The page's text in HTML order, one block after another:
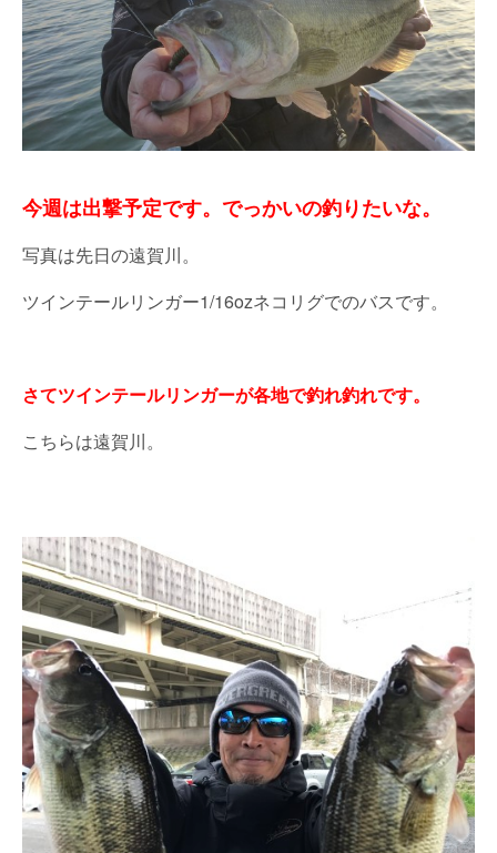
今週は出撃予定です。でっかいの釣りたいな。
写真は先日の遠賀川。
ツインテールリンガー1/16ozネコリグでのバスです。
さてツインテールリンガーが各地で釣れ釣れです。
こちらは遠賀川。